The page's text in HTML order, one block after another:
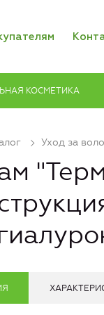
КОСМЕТИКА
Уход за